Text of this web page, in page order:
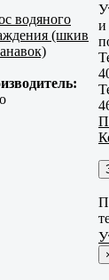
водяного
(шкив
и